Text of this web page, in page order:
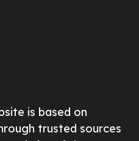
is based on
trusted sources